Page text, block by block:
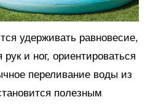
удерживать равновесие,
и ног, ориентироваться
переливание воды из
полезным